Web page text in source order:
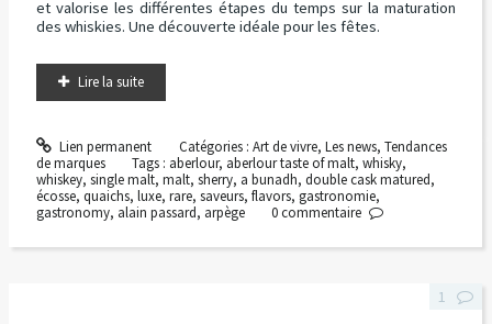
et valorise les différentes étapes du temps sur la maturation
des whiskies. Une découverte idéale pour les fêtes.
Lire la suite
Lien permanent Catégories : Art de vivre, Les news, Tendances
de marques
Tags : aberlour, aberlour taste of malt,whisky,
whiskey, single malt, malt, sherry, a bunadh, double cask matured,
écosse, quaichs, luxe, rare, saveurs, flavors, gastronomie,
gastronomy, alain passard, arpège 0commentaire
1